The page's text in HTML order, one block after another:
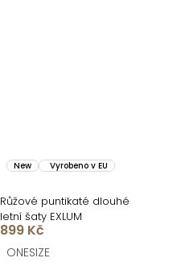
New Vyrobeno v EU
Růžové puntikaté dlouhé
letní šaty EXLUM
899 Kč
ONESIZE